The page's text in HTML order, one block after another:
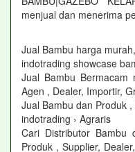
menjual dan menerima
Jual Bambu harga
indotrading showcase
Jual Bambu Bermacam
Agen , Dealer, Importir,
Jual Bambu dan Produk
indotrading › Agraris
Cari Distributor Bambu
Produk , Supplier,